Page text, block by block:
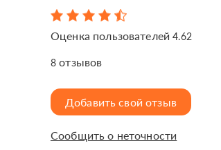
Оценка пользователей4.62
8 отзывов
Добавить свой отзыв
Сообщить о неточности